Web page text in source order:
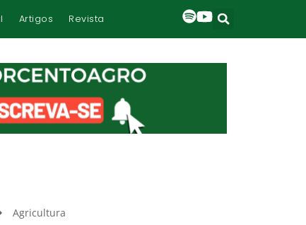
Artigos Revista
Agricultura